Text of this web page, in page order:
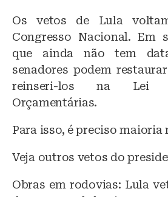
Os vetos de Lula
Congresso Nacional. Em
que ainda não tem
senadores podem
reinseri-los na Lei
Orçamentárias.
Para isso, é preciso maioria
Veja outros vetos do
Obras em rodovias: Lula